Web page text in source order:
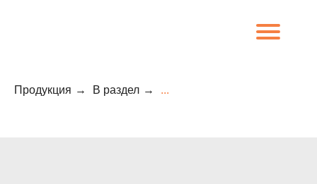
Продукция → В раздел → ...